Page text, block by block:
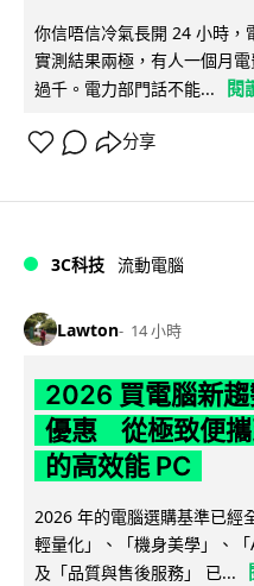
你信唔信冷氣長開 24 小時，
實測結果兩極，有人一個月
過千。電力部門話不能...
閱
分享
3C科技 流動電腦
Lawton 14 小時
2026 買電腦新
優惠 從極致便攜
的高效能 PC
2026 年的電腦選購基準已經
輕量化」、「機身美學」、
及「品質與售後服務」 已...